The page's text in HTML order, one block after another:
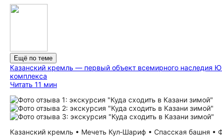
Ещё по теме
Казанский кремль — первый объект всемирного наследия
комплекса
Читать 11 мин
Казанский кремль • Мечеть Кул‑Шариф • Спасская башня •